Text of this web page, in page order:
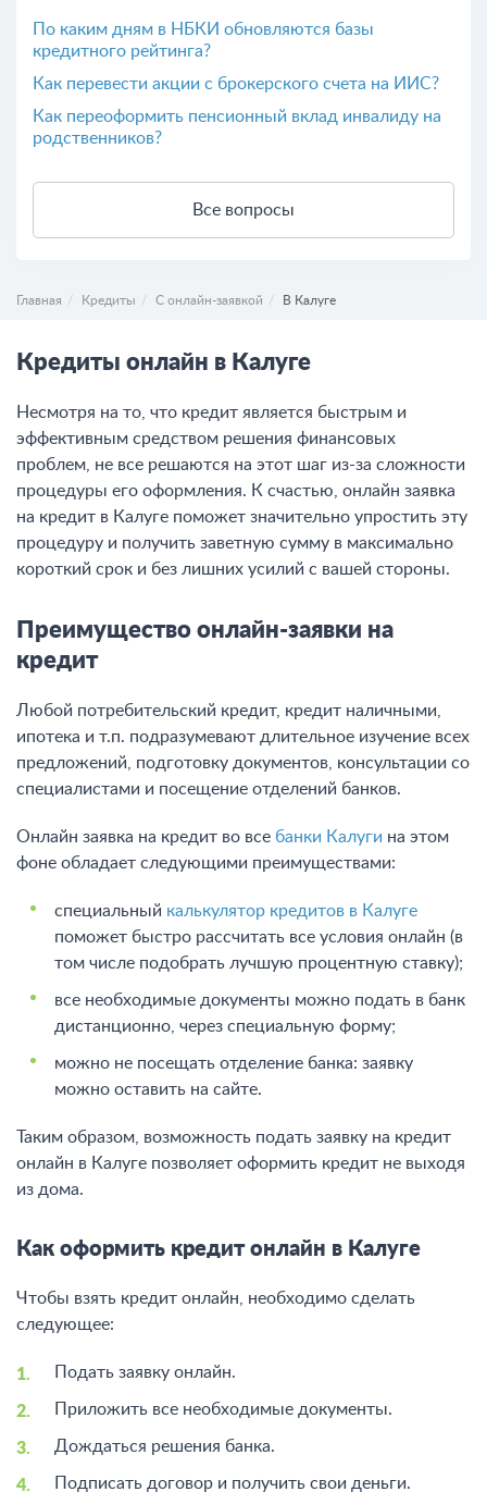
По каким дням в НБКИ обновляются базы
кредитного рейтинга?
Как перевести акции с брокерского счета на ИИС?
Как переоформить пенсионный вклад инвалиду на
родственников?
Все вопросы
Главная Кредиты С онлайн-заявкой В Калуге
Кредиты онлайн в Калуге
Несмотря на то, что кредит является быстрым и
эффективным средством решения финансовых
проблем, не все решаются на этот шаг из-за сложности
процедуры его оформления. К счастью, онлайн заявка
на кредит в Калуге поможет значительно упростить эту
процедуру и получить заветную сумму в максимально
короткий срок и без лишних усилий с вашей стороны.
Преимущество онлайн-заявки на
кредит
Любой потребительский кредит, кредит наличными,
ипотека и т.п. подразумевают длительное изучение всех
предложений, подготовку документов, консультации со
специалистами и посещение отделений банков.
Онлайн заявка на кредит во все банки Калуги на этом
фоне обладает следующими преимуществами:
специальный калькулятор кредитов в Калуге
поможет быстро рассчитать все условия онлайн (в
том числе подобрать лучшую процентную ставку);
все необходимые документы можно подать в банк
дистанционно, через специальную форму;
можно не посещать отделение банка: заявку
можно оставить на сайте.
Таким образом, возможность подать заявку на кредит
онлайн в Калуге позволяет оформить кредит не выходя
из дома.
Как оформить кредит онлайн в Калуге
Чтобы взять кредит онлайн, необходимо сделать
следующее:
Подать заявку онлайн.
Приложить все необходимые документы.
Дождаться решения банка.
Подписать договор и получить свои деньги.